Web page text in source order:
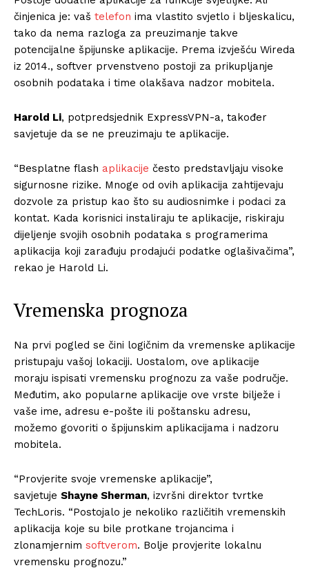
činjenica je: vaš telefon ima vlastito svjetlo i bljeskalicu,
tako da nema razloga za preuzimanje takve
potencijalne špijunske aplikacije. Prema izvješću Wireda
iz 2014., softver prvenstveno postoji za prikupljanje
osobnih podataka i time olakšava nadzor mobitela.
Harold Li, potpredsjednik ExpressVPN-a, također
savjetuje da se ne preuzimaju te aplikacije.
“Besplatne flash aplikacije često predstavljaju visoke
sigurnosne rizike. Mnoge od ovih aplikacija zahtijevaju
dozvole za pristup kao što su audiosnimke i podaci za
kontat. Kada korisnici instaliraju te aplikacije, riskiraju
dijeljenje svojih osobnih podataka s programerima
aplikacija koji zarađuju prodajući podatke oglašivačima”,
rekao je Harold Li.
Vremenska prognoza
Na prvi pogled se čini logičnim da vremenske aplikacije
pristupaju vašoj lokaciji. Uostalom, ove aplikacije
moraju ispisati vremensku prognozu za vaše područje.
Međutim, ako popularne aplikacije ove vrste bilježe i
vaše ime, adresu e-pošte ili poštansku adresu,
možemo govoriti o špijunskim aplikacijama i nadzoru
mobitela.
“Provjerite svoje vremenske aplikacije”,
savjetuje Shayne Sherman, izvršni direktor tvrtke
TechLoris. “Postojalo je nekoliko različitih vremenskih
aplikacija koje su bile protkane trojancima i
zlonamjernim softverom. Bolje provjerite lokalnu
vremensku prognozu.”